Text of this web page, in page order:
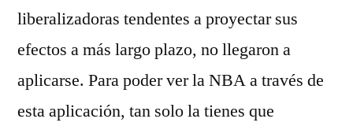
liberalizadoras tendentes a proyectar sus
efectos a más largo plazo, no llegaron a
aplicarse. Para poder ver la NBA a través de
esta aplicación, tan solo la tienes que